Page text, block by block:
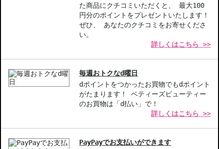
持続する潤い-6時間のノンストップなツヤと潤いを実現、乾燥から
カスタムカラー-唇の水分量に合わせて発色し、ナチュラルな美し
自然な発色や潤いを求める方。
仕事や日常使いに適したリップアイテムを探している方。
お悩み・効果
た商品にクチコミいただくと、 最大100
円分のポイントをプレゼントいたします！
ぜひ、 あなたのクチコミをお寄せくださ
い。
詳しくはこちら >>
毎週おトクなd曜日
dポイントをつかったお買物でもdポイント
がたまります！ ベティーズビューティー
のお買物は「d払い」で！
詳しくはこちら >>
PayPayでお支払いができます